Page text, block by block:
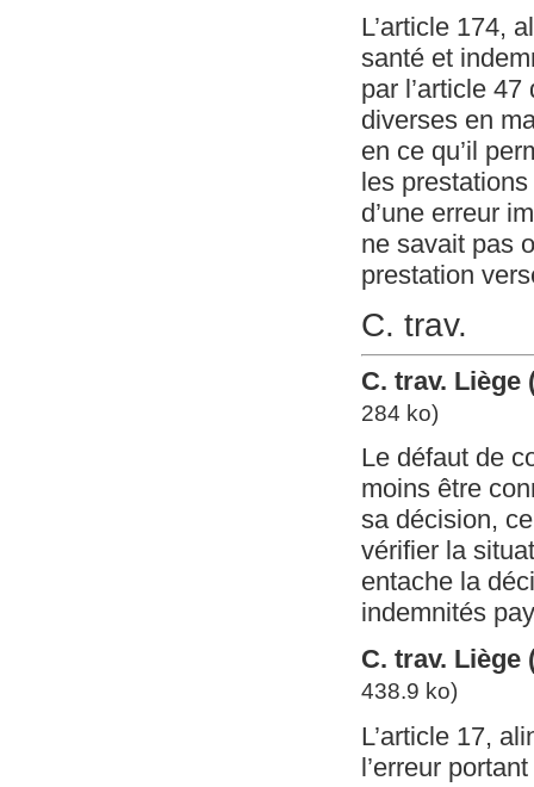
L’article 174,
santé et
par l’article
diverses en
en ce qu’il
les
d’une erreur
ne savait pas
prestation
C. trav.
C. trav. Liège
284 ko)
Le défaut de
moins être
sa décision,
vérifier la
entache la
indemnités
C. trav. Liège
438.9 ko)
L’article 17,
l’erreur